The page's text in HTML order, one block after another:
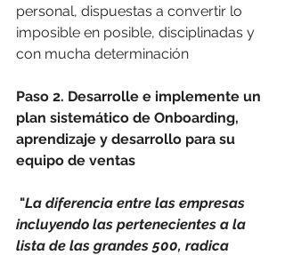
personal, dispuestas a convertir lo
imposible en posible, disciplinadas y
con mucha determinación
Paso 2. Desarrolle e implemente un
plan sistemático de Onboarding,
aprendizaje y desarrollo para su
equipo de ventas
"La diferencia entre las empresas
incluyendo las pertenecientes a la
lista de las grandes 500, radica